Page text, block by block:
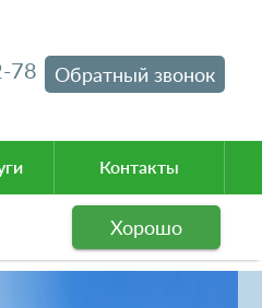
78 Обратный звонок
Контакты
Хорошо